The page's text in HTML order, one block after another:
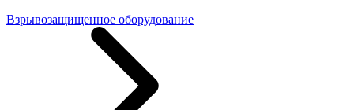
Взрывозащищенное оборудование